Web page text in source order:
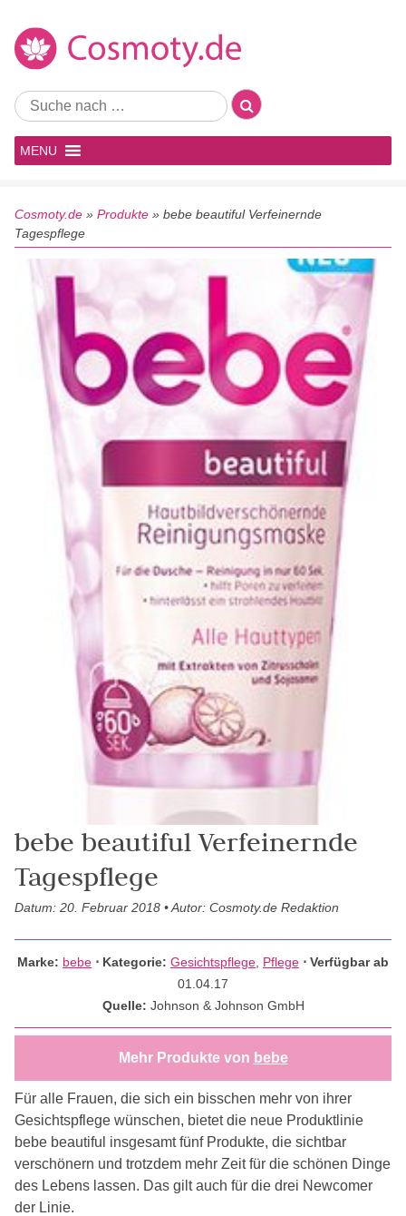
MENU
Cosmoty.de » Produkte » bebe beautiful Verfeinernde
Tagespflege
bebe beautiful Verfeinernde
Tagespflege
Datum: 20. Februar 2018 • Autor: Cosmoty.de Redaktion
Marke: bebe ⋅ Kategorie: Gesichtspflege Pflege ⋅ Verfügbar ab
01.04.17
Quelle: Johnson & Johnson GmbH
Mehr Produkte von bebe
Für alle Frauen, die sich ein bisschen mehr von ihrer
Gesichtspflege wünschen, bietet die neue Produktlinie
bebe beautiful insgesamt fünf Produkte, die sichtbar
verschönern und trotzdem mehr Zeit für die schönen Dinge
des Lebens lassen. Das gilt auch für die drei Newcomer
der Linie.